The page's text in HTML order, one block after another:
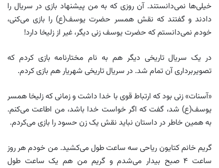
خیلی‌ها نمی‌دانستند. آن روزی که به من پیشنهاد بازی در سریال را
دادند و گفتند که نقش همسر حضرت یوسف(ع) را بازی می‌کنی،
خودم نمی‌دانستم که حضرت یوسف زنی دیگر، غیر از زلیخا دارد!
در یک سریال تاریخی دیگر هم به نام مختارنامه بازی کردم که
تصویربرداری آن تمام شد. در سریال تاریخی شهریار هم بازی کردم.
«آسنات» زنی بود که ارتباط قوی با خدا داشت و زمانی که زلیخا همسر
یوسف(ع) شد، گفت که اگر خواست خدا باشد، من اطاعت می‌کنم.
به همین خاطر در داستان نباید نقش یک زن حسود را بازی می‌کردم.
گریم خانم کتایون ریاحی سه ساعت طول می‌کشید. من خودم هر روز
ساعت ۴ صبح بیدار می‌شدم و گریم من هم یک ساعت طول